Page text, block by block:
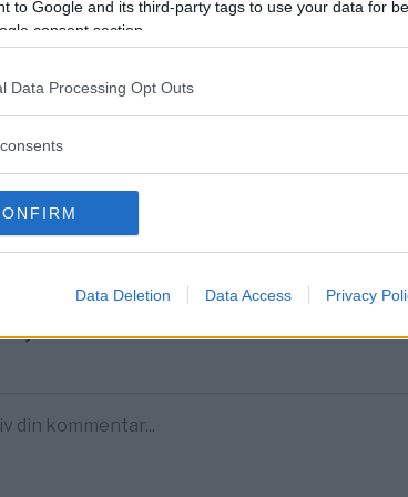
to Google and its third-party tags to use your data for
consent section.
Data Processing Opt Outs
Data Deletion Data Access Privacy
DELA PÅ FACEBOOK
inlägg
någon att dela lokalen med – nu flyttar Lenas
nedan omfattas inte av utgivningsbeviset för